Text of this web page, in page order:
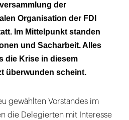
der
Organisation der FDI
Im Mittelpunkt standen
und Sacharbeit. Alles
die Krise in diesem
überwunden scheint.
gewählten Vorstandes im
die Delegierten mit Interesse